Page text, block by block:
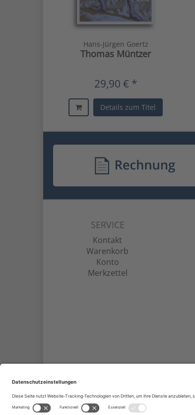
Hans-Jürgen Goertz
Thomas Müntzer
29,90 € *
Details zum Titel
SERVICE
Kontakt
Warenkorb
Konto
Merkzettel